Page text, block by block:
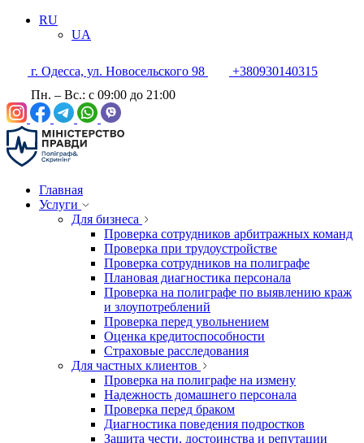
RU
UA
г. Одесса, ул. Новосельского 98
+380930140315
Пн. – Вс.: с 09:00 до 21:00
Главная
Услуги
Для бизнеса
Проверка сотрудников арбитражных команд
Проверка при трудоустройстве
Проверка сотрудников на полиграфе
Плановая диагностика персонала
Проверка на полиграфе по выявлению краж
и злоупотреблений
Проверка перед увольнением
Оценка кредитоспособности
Страховые расследования
Для частных клиентов
Проверка на полиграфе на измену
Надежность домашнего персонала
Проверка перед браком
Диагностика поведения подростков
Защита чести, достоинства и репутации